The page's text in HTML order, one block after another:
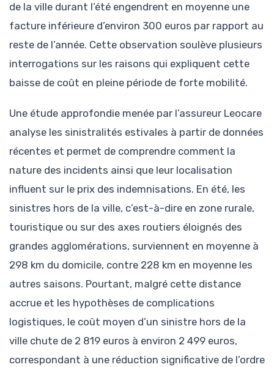
de la ville durant l’été engendrent en moyenne une
facture inférieure d’environ 300 euros par rapport au
reste de l’année. Cette observation soulève plusieurs
interrogations sur les raisons qui expliquent cette
baisse de coût en pleine période de forte mobilité.
Une étude approfondie menée par l’assureur Leocare
analyse les sinistralités estivales à partir de données
récentes et permet de comprendre comment la
nature des incidents ainsi que leur localisation
influent sur le prix des indemnisations. En été, les
sinistres hors de la ville, c’est-à-dire en zone rurale,
touristique ou sur des axes routiers éloignés des
grandes agglomérations, surviennent en moyenne à
298 km du domicile, contre 228 km en moyenne les
autres saisons. Pourtant, malgré cette distance
accrue et les hypothèses de complications
logistiques, le coût moyen d’un sinistre hors de la
ville chute de 2 819 euros à environ 2 499 euros,
correspondant à une réduction significative de l’ordre